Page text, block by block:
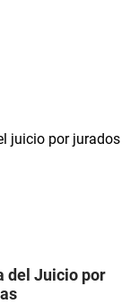
del Juicio por